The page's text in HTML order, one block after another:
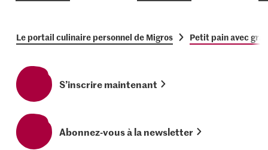
Le portail culinaire personnel de Migros Petit pain avec
S’inscrire maintenant
Abonnez-vous à la newsletter